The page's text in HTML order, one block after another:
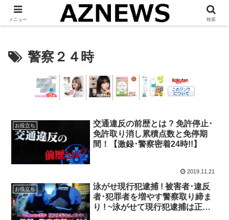
「 見たい・役立つ・面白い 」をお伝えします。
警察２４時
お役立ち
交通違反の前歴とは ? 免許停止･
免許取り消し累積点数と免停期
間！【激録･警察密着24時!!】
2019.11.21
お役立ち
泳がせ現行犯逮捕 ! 被害者･違反
者･犯罪者を増やす警察取り締ま
り ! ~泳がせて現行犯逮捕は正し
メニュー 検索